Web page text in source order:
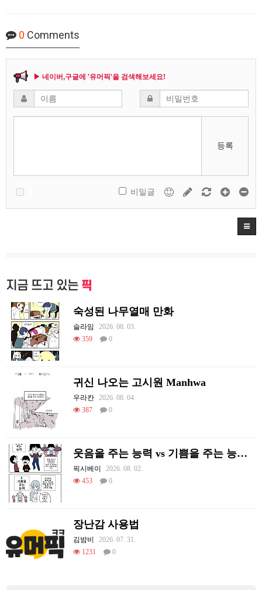
0 Comments
▶ 네이버,구글에 '유머픽'을 검색해보세요!
등록
비밀글
지금 뜨고 있는 픽
숙성된 나무열매 만화
슬라임
2026. 08. 03.
359
0
귀신 나오는 고시원 Manhwa
우라칸 2026. 08. 04.
387
0
웃음을 주는 능력 vs 기쁨을 주는 능력 만화
픽시베이
2026. 08. 02.
453
0
장난감 사용법
김밤비
2026. 07. 31.
1231
0